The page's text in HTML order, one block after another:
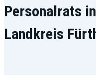
Personalrats
Landkreis